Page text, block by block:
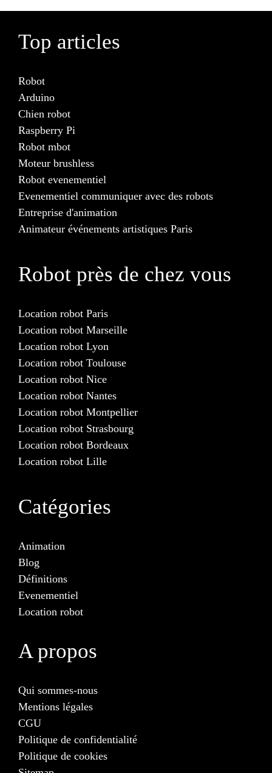
Top articles
Robot
Arduino
Chien robot
Raspberry Pi
Robot mbot
Moteur brushless
Robot evenementiel
Evenementiel communiquer avec des robots
Entreprise d'animation
Animateur événements artistiques Paris
Robot près de chez vous
Location robot Paris
Location robot Marseille
Location robot Lyon
Location robot Toulouse
Location robot Nice
Location robot Nantes
Location robot Montpellier
Location robot Strasbourg
Location robot Bordeaux
Location robot Lille
Catégories
Animation
Blog
Définitions
Evenementiel
Location robot
A propos
Qui sommes-nous
Mentions légales
CGU
Politique de confidentialité
Politique de cookies